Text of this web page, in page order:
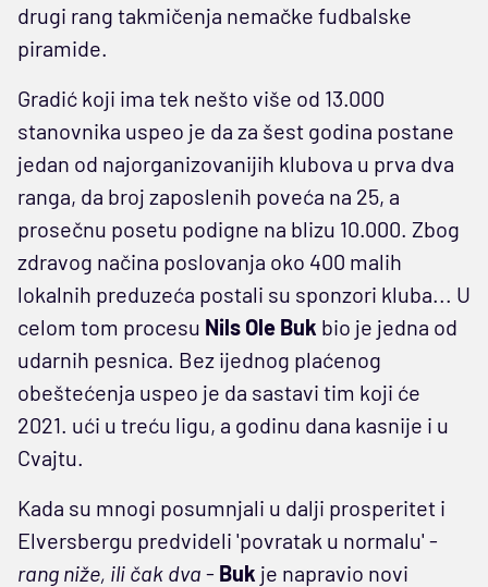
drugi rang takmičenja nemačke fudbalske
piramide.
Gradić koji ima tek nešto više od 13.000
stanovnika uspeo je da za šest godina postane
jedan od najorganizovanijih klubova u prva dva
ranga, da broj zaposlenih poveća na 25, a
prosečnu posetu podigne na blizu 10.000. Zbog
zdravog načina poslovanja oko 400 malih
lokalnih preduzeća postali su sponzori kluba... U
celom tom procesu Nils Ole Buk bio je jedna od
udarnih pesnica. Bez ijednog plaćenog
obeštećenja uspeo je da sastavi tim koji će
2021. ući u treću ligu, a godinu dana kasnije i u
Cvajtu.
Kada su mnogi posumnjali u dalji prosperitet i
Elversbergu predvideli 'povratak u normalu' -
rang niže, ili čak dva - Buk je napravio novi